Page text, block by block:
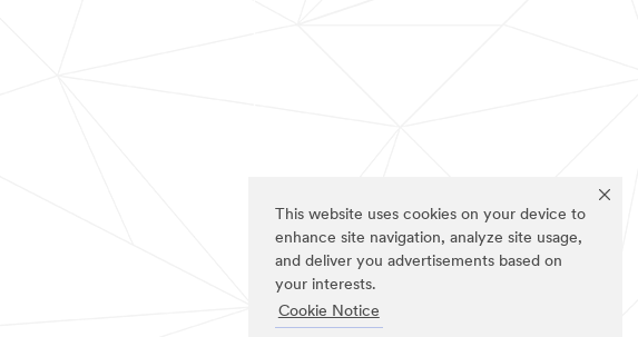
This website uses cookies on your device to
enhance site navigation, analyze site usage,
and deliver you advertisements based on
your interests.
Cookie Notice